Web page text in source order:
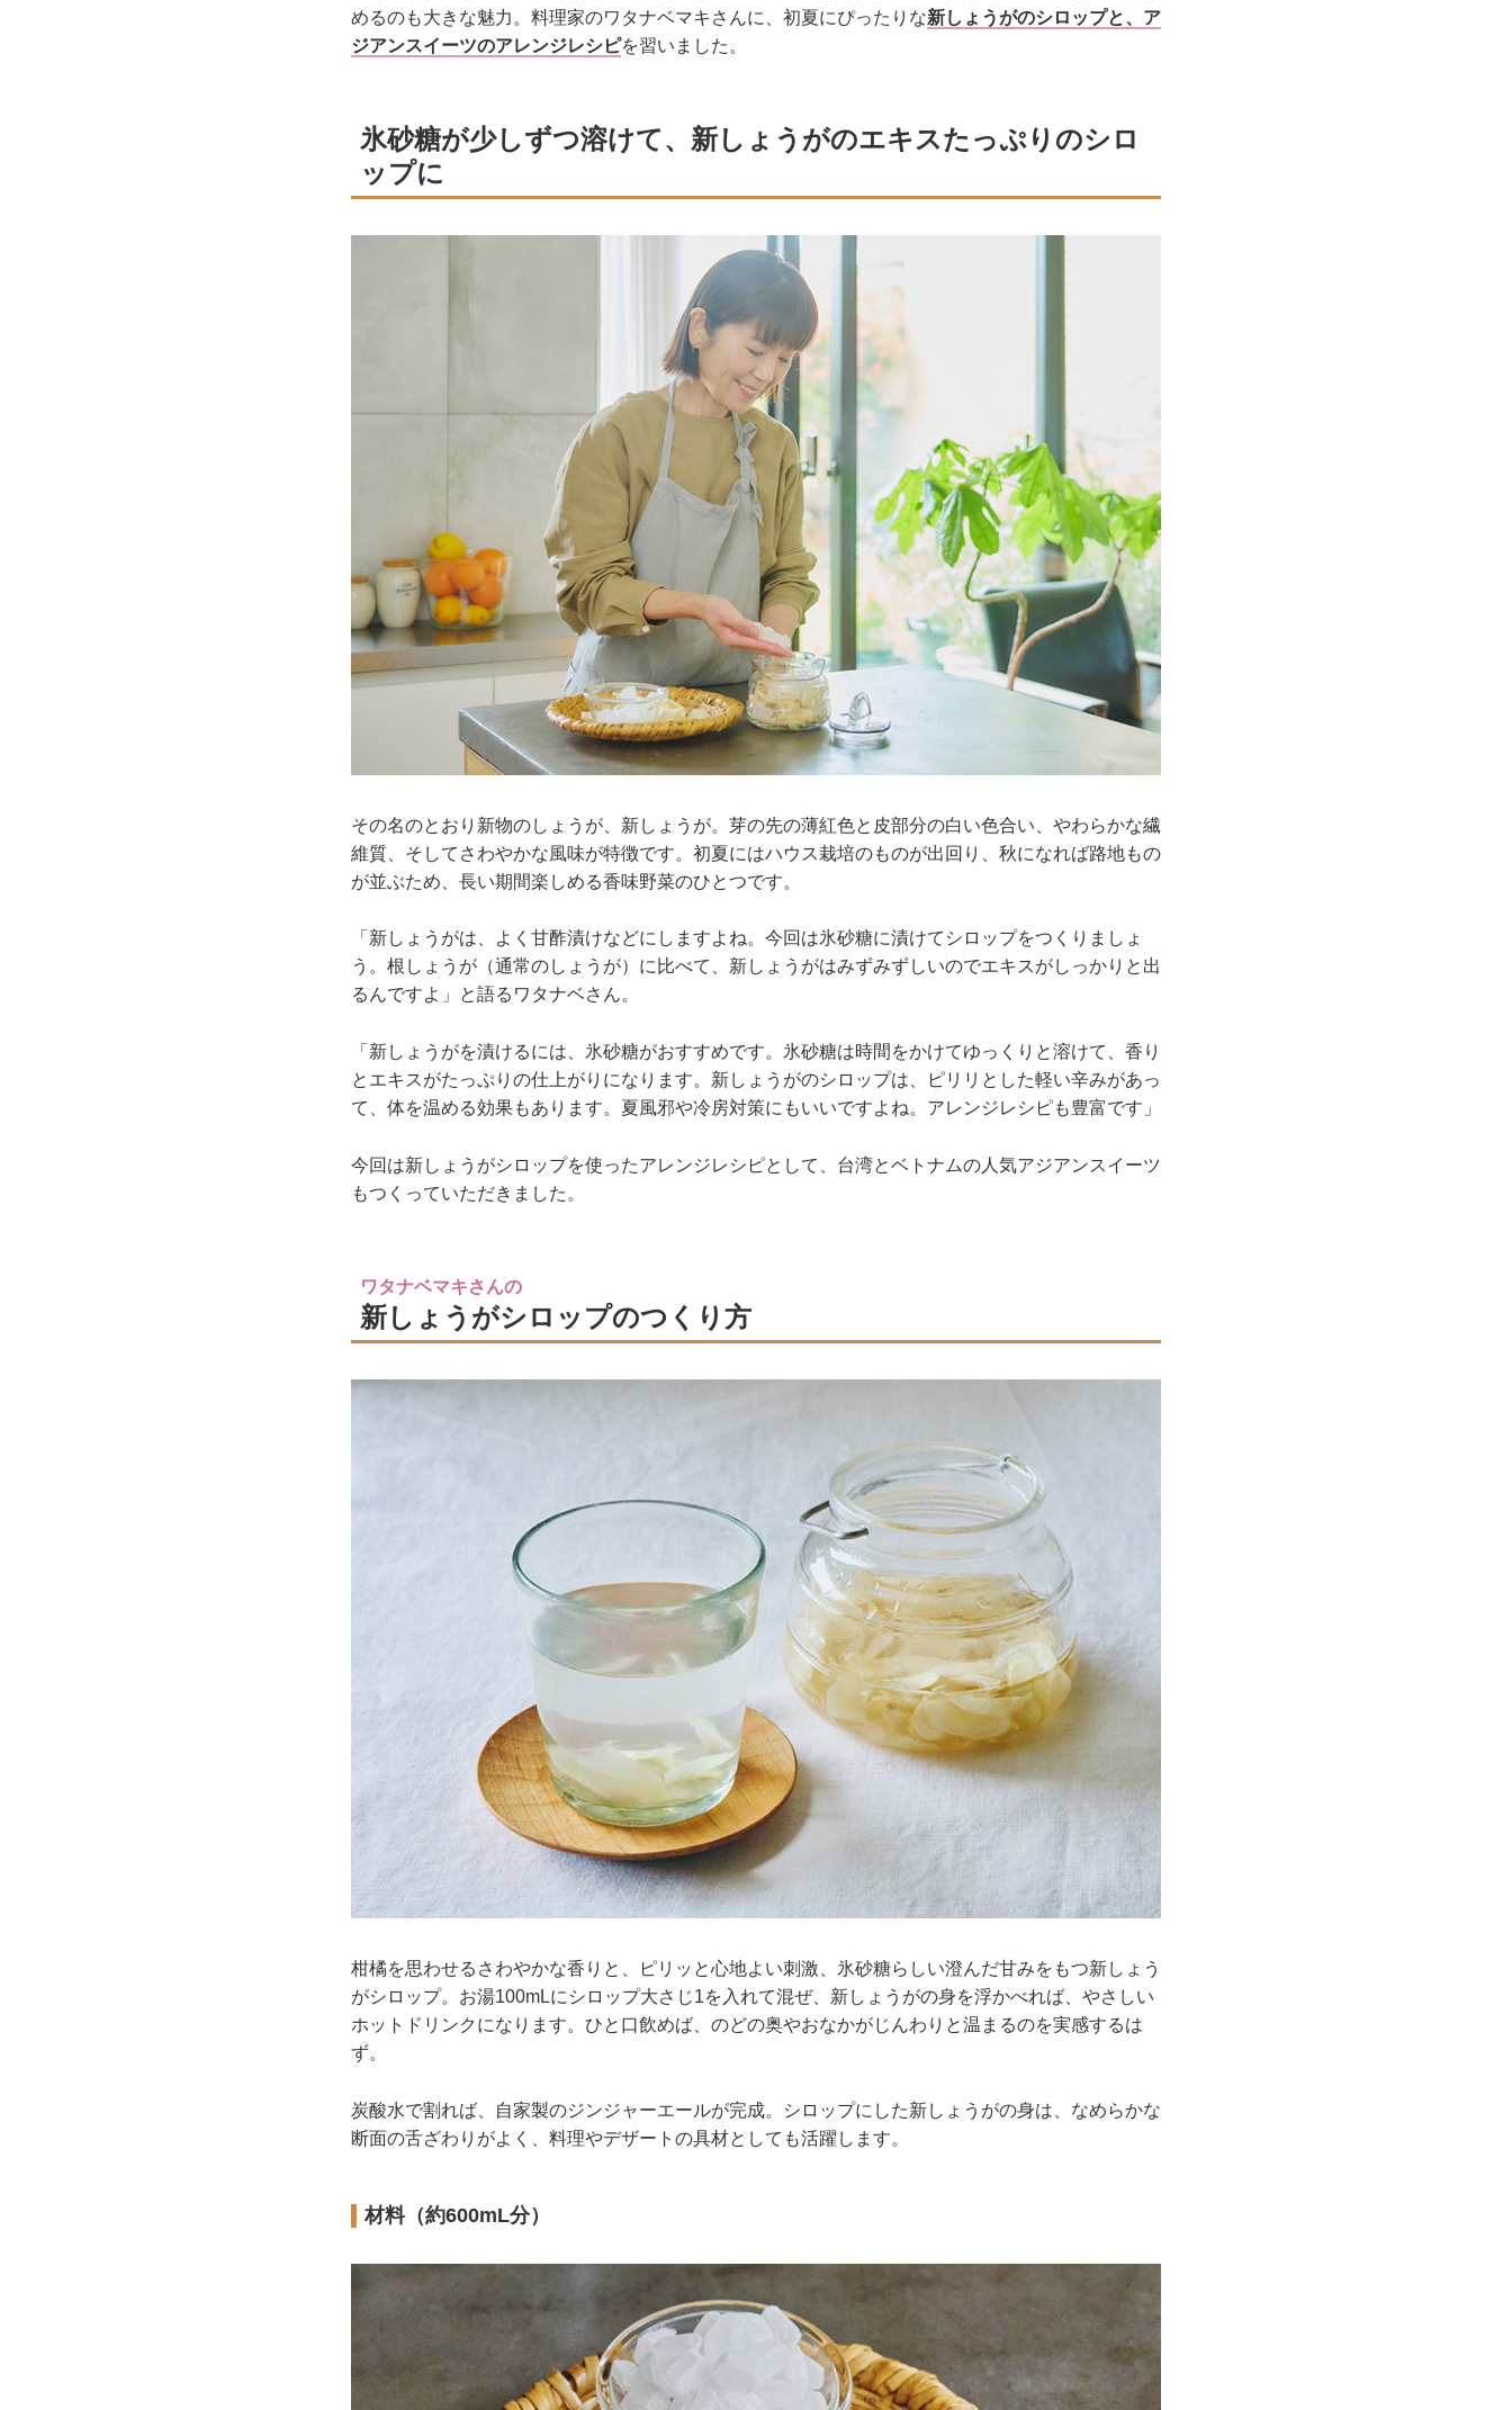
めるのも大きな魅力。料理家のワタナベマキさんに、初夏にぴったりな新しょうがのシロップと、ア
ジアンスイーツのアレンジレシピを習いました。
氷砂糖が少しずつ溶けて、新しょうがのエキスたっぷりのシロ
ップに
その名のとおり新物のしょうが、新しょうが。芽の先の薄紅色と皮部分の白い色合い、やわらかな繊
維質、そしてさわやかな風味が特徴です。初夏にはハウス栽培のものが出回り、秋になれば路地もの
が並ぶため、長い期間楽しめる香味野菜のひとつです。
「新しょうがは、よく甘酢漬けなどにしますよね。今回は氷砂糖に漬けてシロップをつくりましょ
う。根しょうが（通常のしょうが）に比べて、新しょうがはみずみずしいのでエキスがしっかりと出
るんですよ」と語るワタナベさん。
「新しょうがを漬けるには、氷砂糖がおすすめです。氷砂糖は時間をかけてゆっくりと溶けて、香り
とエキスがたっぷりの仕上がりになります。新しょうがのシロップは、ピリリとした軽い辛みがあっ
て、体を温める効果もあります。夏風邪や冷房対策にもいいですよね。アレンジレシピも豊富です」
今回は新しょうがシロップを使ったアレンジレシピとして、台湾とベトナムの人気アジアンスイーツ
もつくっていただきました。
ワタナベマキさんの
新しょうがシロップのつくり方
柑橘を思わせるさわやかな香りと、ピリッと心地よい刺激、氷砂糖らしい澄んだ甘みをもつ新しょう
がシロップ。お湯100mLにシロップ大さじ1を入れて混ぜ、新しょうがの身を浮かべれば、やさしい
ホットドリンクになります。ひと口飲めば、のどの奥やおなかがじんわりと温まるのを実感するは
ず。
炭酸水で割れば、自家製のジンジャーエールが完成。シロップにした新しょうがの身は、なめらかな
断面の舌ざわりがよく、料理やデザートの具材としても活躍します。
材料（約600mL分）